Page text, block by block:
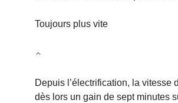
Toujours plus vite
Depuis l’électrification, la vitesse
dès lors un gain de sept minutes